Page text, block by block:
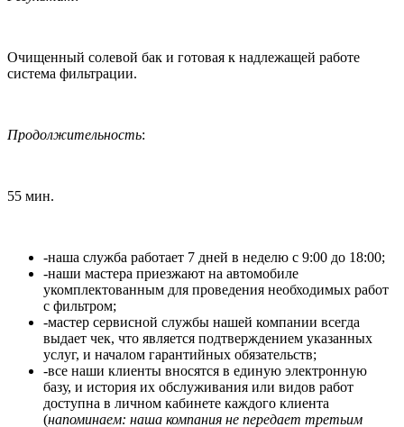
Очищенный солевой бак и готовая к надлежащей работе
система фильтрации.
Продолжительность:
55 мин.
-наша служба работает 7 дней в неделю с 9:00 до 18:00;
-наши мастера приезжают на автомобиле
укомплектованным для проведения необходимых работ
с фильтром;
-мастер сервисной службы нашей компании всегда
выдает чек, что является подтверждением указанных
услуг, и началом гарантийных обязательств;
-все наши клиенты вносятся в единую электронную
базу, и история их обслуживания или видов работ
доступна в личном кабинете каждого клиента
(напоминаем: наша компания не передает третьим